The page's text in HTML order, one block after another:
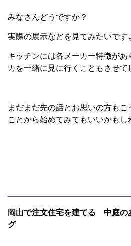
みなさんどうですか？
実際の展示などを見てみたいです
キッチンには各メーカー特徴が
カを一緒に見に行くこともさせて
まだまだ先の話とお思いの方も
ことから始めてみてもいいかもし
岡山で注文住宅を建てる 中庭
グ